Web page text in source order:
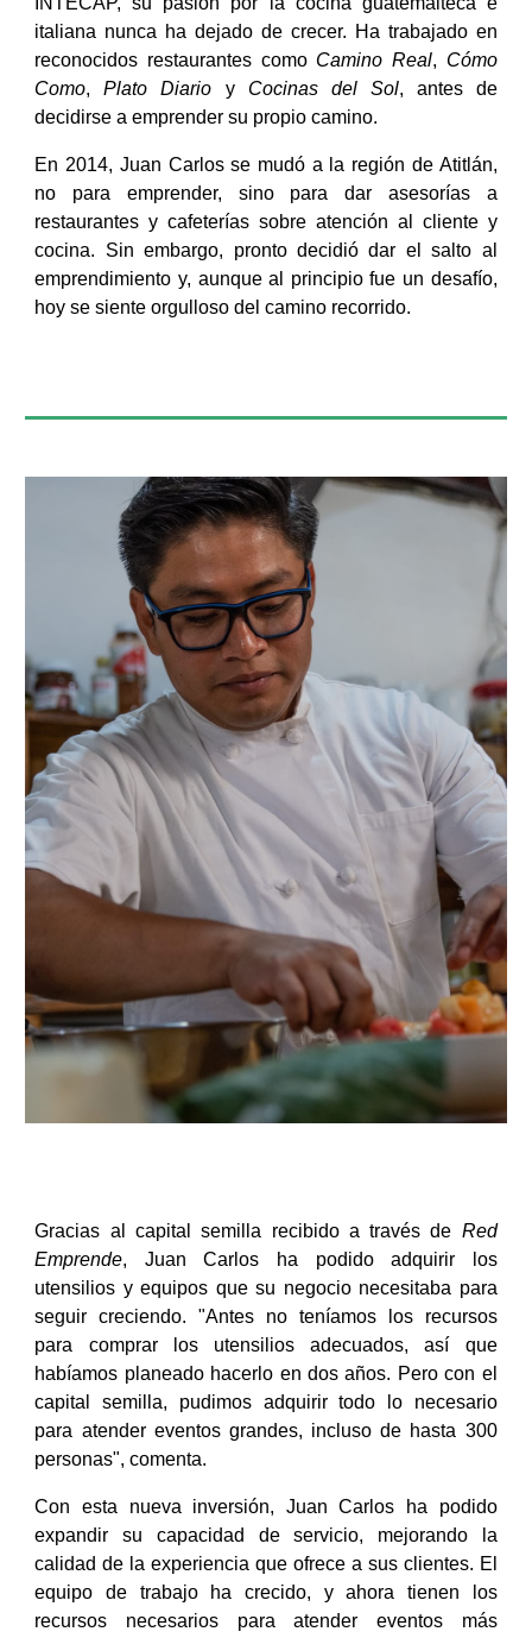
italiana nunca ha dejado de crecer. Ha trabajado en
reconocidos restaurantes como Camino Real, Cómo
Como,Plato Diario y Cocinas del Sol, antes de
decidirse a emprender su propio camino.
En 2014, Juan Carlos se mudó a la región de Atitlán,
no para emprender, sino para dar asesorías a
restaurantes y cafeterías sobre atención al cliente y
cocina. Sin embargo, pronto decidió dar el salto al
emprendimiento y, aunque al principio fue un desafío,
hoy se siente orgulloso del camino recorrido.
Gracias al capital semilla recibido a través de Red
Emprende, Juan Carlos ha podido adquirir los
utensilios y equipos que su negocio necesitaba para
seguir creciendo. "Antes no teníamos los recursos
para comprar los utensilios adecuados, así que
habíamos planeado hacerlo en dos años. Pero con el
capital semilla, pudimos adquirir todo lo necesario
para atender eventos grandes, incluso de hasta 300
personas", comenta.
Con esta nueva inversión, Juan Carlos ha podido
expandir su capacidad de servicio, mejorando la
calidad de la experiencia que ofrece a sus clientes. El
equipo de trabajo ha crecido, y ahora tienen los
recursos necesarios para atender eventos más